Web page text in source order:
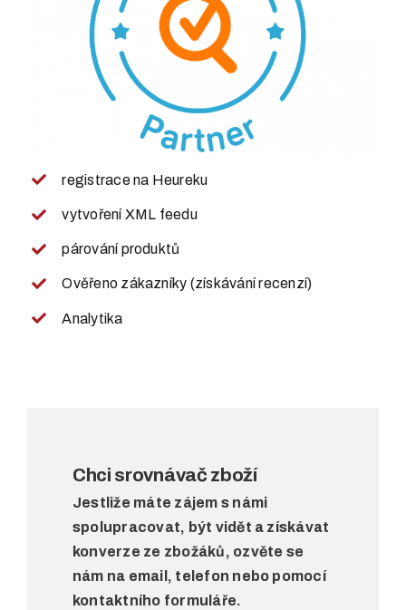
registrace na Heureku
vytvoření XML feedu
párování produktů
Ověřeno zákazníky (získávání recenzí)
Analytika
Chci srovnávač zboží
Jestliže máte zájem s námi
spolupracovat, být vidět a získávat
konverze ze zbožáků, ozvěte se
nám na email, telefon nebo pomocí
kontaktního formuláře.